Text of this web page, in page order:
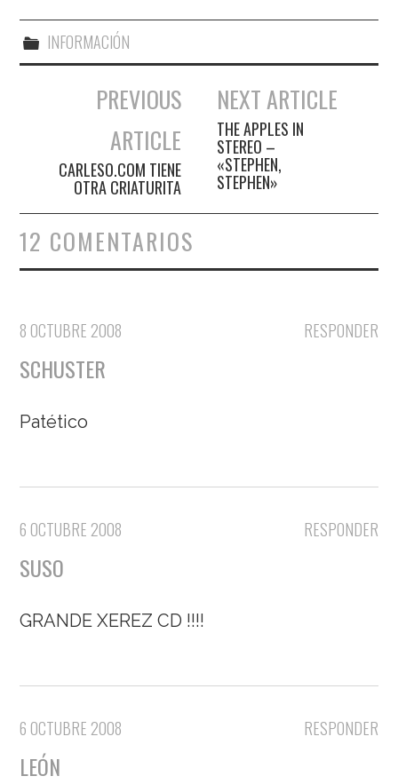
INFORMACIÓN
Navegación de entradas
PREVIOUS
ARTICLE
CARLESO.COM TIENE
OTRA CRIATURITA
NEXT ARTICLE
THE APPLES IN
STEREO –
«STEPHEN,
STEPHEN»
12 COMENTARIOS
RESPONDER
8 OCTUBRE 2008
SCHUSTER
Patético
RESPONDER
6 OCTUBRE 2008
SUSO
GRANDE XEREZ CD !!!!
RESPONDER
6 OCTUBRE 2008
LEÓN